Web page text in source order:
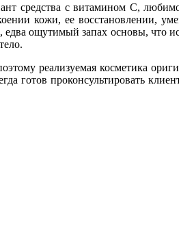
средства с витамином С,
кожи, ее восстановлении,
ощутимый запах основы, что
реализуемая косметика
готов проконсультировать